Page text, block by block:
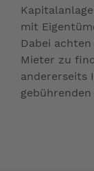
mit
Dabei
Mieter zu
andererseits